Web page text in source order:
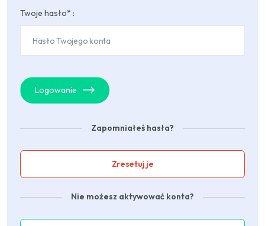
Twoje hasło* :
Logowanie
Zapomniałeś hasła?
Zresetuj je
Nie możesz aktywować konta?